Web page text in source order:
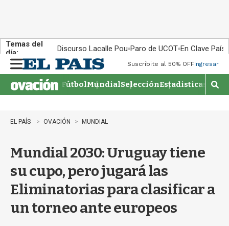
Temas del
día:
Discurso Lacalle Pou Paro de UCOT En Clave País
n
u
Suscribite al 50% OFFIngresar
FútbolMundialSelecciónEstadisticas
M
o
q
EL PAÍS OVACIÓN MUNDIAL
Mundial 2030: Uruguay tiene
su cupo, pero jugará las
Eliminatorias para clasificar a
un torneo ante europeos